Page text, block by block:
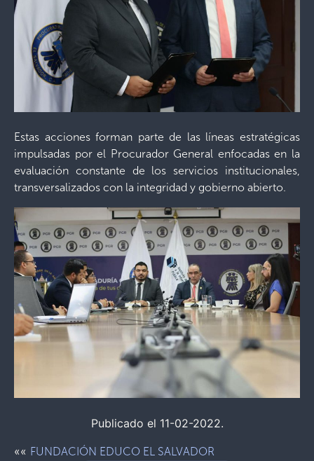
Estas acciones forman parte de las líneas estratégicas
impulsadas por el Procurador General enfocadas en la
evaluación constante de los servicios institucionales,
transversalizados con la integridad y gobierno abierto.
Publicado el 11-02-2022.
«« FUNDACIÓN EDUCO EL SALVADOR